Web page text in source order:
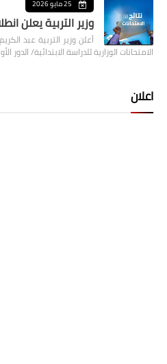
25 مايو 2026
وزير التربية يعلن
أعلن وزير التربية عبد
الامتحانات الوزارية للدراسة الابتدائية/ الدور
اعلان